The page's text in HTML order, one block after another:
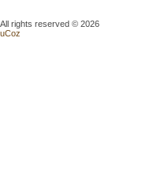
All rights reserved © 2026
uCoz